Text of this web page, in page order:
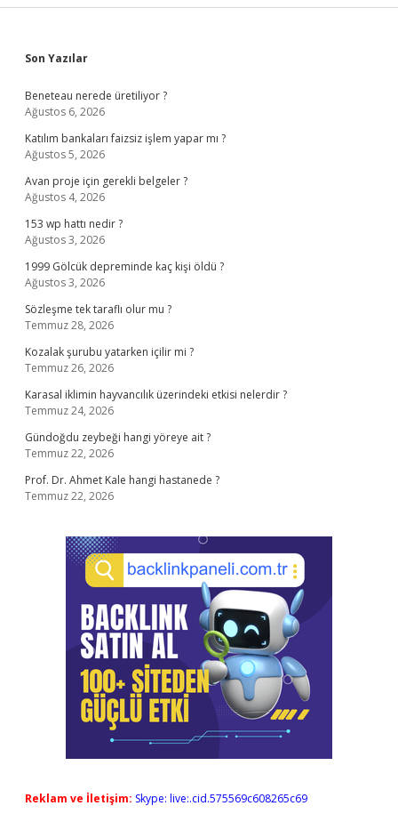
Sidebar
Son Yazılar
Beneteau nerede üretiliyor ?
Ağustos 6, 2026
Katılım bankaları faizsiz işlem yapar mı ?
Ağustos 5, 2026
Avan proje için gerekli belgeler ?
Ağustos 4, 2026
153 wp hattı nedir ?
Ağustos 3, 2026
1999 Gölcük depreminde kaç kişi öldü ?
Ağustos 3, 2026
Sözleşme tek taraflı olur mu ?
Temmuz 28, 2026
Kozalak şurubu yatarken içilir mi ?
Temmuz 26, 2026
Karasal iklimin hayvancılık üzerindeki etkisi nelerdir ?
Temmuz 24, 2026
Gündoğdu zeybeği hangi yöreye ait ?
Temmuz 22, 2026
Prof. Dr. Ahmet Kale hangi hastanede ?
Temmuz 22, 2026
Reklam ve İletişim: Skype: live:.cid.575569c608265c69